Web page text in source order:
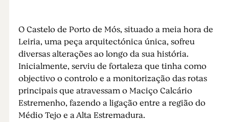
O Castelo de Porto de Mós, situado a meia hora de
Leiria, uma peça arquitectónica única, sofreu
diversas alterações ao longo da sua história.
Inicialmente, serviu de fortaleza que tinha como
objectivo o controlo e a monitorização das rotas
principais que atravessam o Maciço Calcário
Estremenho, fazendo a ligação entre a região do
Médio Tejo e a Alta Estremadura.